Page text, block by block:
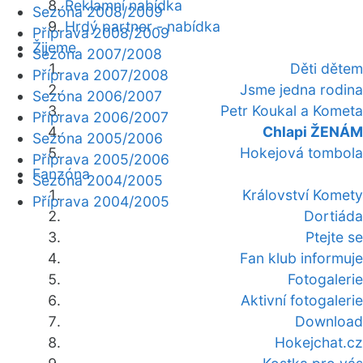
Reklamní nabídka
Hrdý partner - nabídka
Žijeme
Děti dětem
Jsme jedna rodina
Petr Koukal a Kometa
Chlapi ŽENÁM
Hokejová tombola
Fanzóna
Království Komety
Dortiáda
Ptejte se
Fan klub informuje
Fotogalerie
Aktivní fotogalerie
Download
Hokejchat.cz
Sezóna 2008/2009
Příprava 2008/2009
Sezóna 2007/2008
Příprava 2007/2008
Sezóna 2006/2007
Příprava 2006/2007
Sezóna 2005/2006
Příprava 2005/2006
Sezóna 2004/2005
Příprava 2004/2005